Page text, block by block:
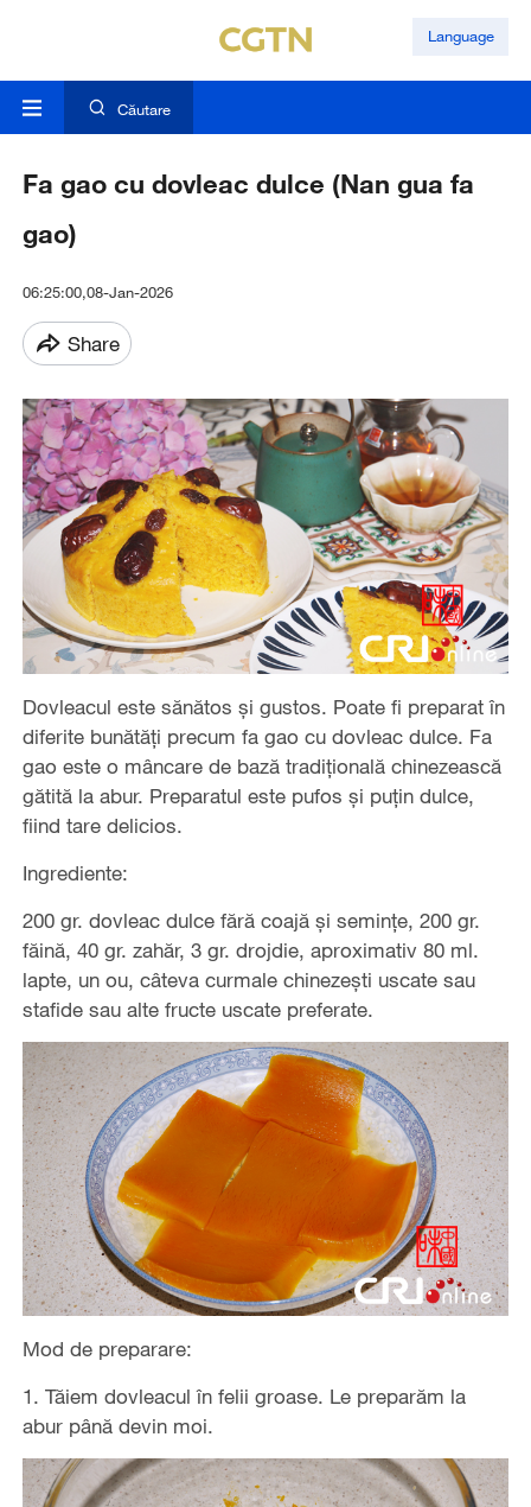
Language
Căutare
Fa gao cu dovleac dulce (Nan gua fa
gao)
06:25:00,08-Jan-2026
Share
Dovleacul este sănătos și gustos. Poate fi preparat în
diferite bunătăți precum fa gao cu dovleac dulce. Fa
gao este o mâncare de bază tradițională chinezească
gătită la abur. Preparatul este pufos și puțin dulce,
fiind tare delicios.
Ingrediente:
200 gr. dovleac dulce fără coajă și semințe, 200 gr.
făină, 40 gr. zahăr, 3 gr. drojdie, aproximativ 80 ml.
lapte, un ou, câteva curmale chinezești uscate sau
stafide sau alte fructe uscate preferate.
Mod de preparare:
1. Tăiem dovleacul în felii groase. Le preparăm la
abur până devin moi.